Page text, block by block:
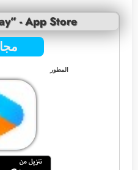
- App Store
المطور